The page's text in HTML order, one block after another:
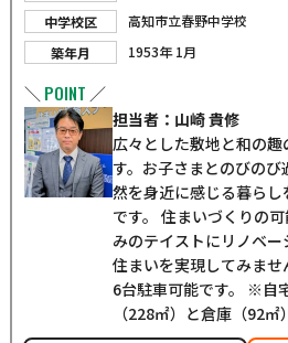
中学校区
高知市立春野中学校
築年月
1953年 1月
＼ POINT ／
担当者：山崎 貴修
広々とした敷地と和の
す。お子さまとのびの
然を身近に感じる暮ら
です。 住まいづくりの
みのテイストにリノベ
住まいを実現してみま
6台駐車可能です。 ※自
（228㎡）と倉庫（92㎡